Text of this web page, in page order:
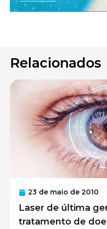
Relacionados
23 de maio de 2010
Laser de última
tratamento de